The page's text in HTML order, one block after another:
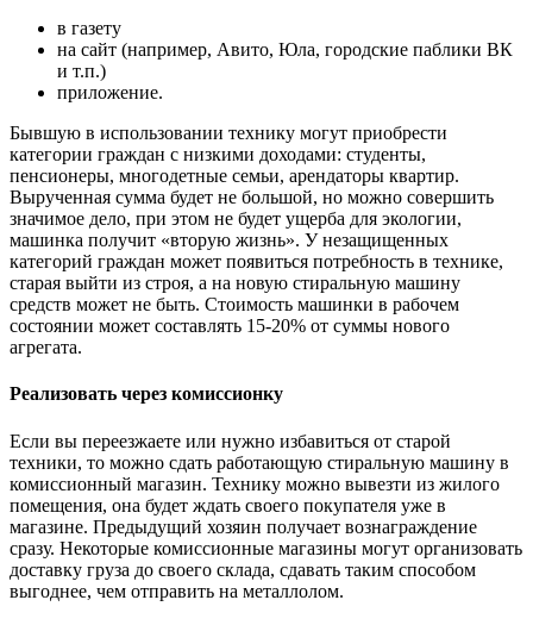
в газету
на сайт (например, Авито, Юла, городские паблики ВК
и т.п.)
приложение.
Бывшую в использовании технику могут приобрести
категории граждан с низкими доходами: студенты,
пенсионеры, многодетные семьи, арендаторы квартир.
Вырученная сумма будет не большой, но можно совершить
значимое дело, при этом не будет ущерба для экологии,
машинка получит «вторую жизнь». У незащищенных
категорий граждан может появиться потребность в технике,
старая выйти из строя, а на новую стиральную машину
средств может не быть. Стоимость машинки в рабочем
состоянии может составлять 15-20% от суммы нового
агрегата.
Реализовать через комиссионку
Если вы переезжаете или нужно избавиться от старой
техники, то можно сдать работающую стиральную машину в
комиссионный магазин. Технику можно вывезти из жилого
помещения, она будет ждать своего покупателя уже в
магазине. Предыдущий хозяин получает вознаграждение
сразу. Некоторые комиссионные магазины могут организовать
доставку груза до своего склада, сдавать таким способом
выгоднее, чем отправить на металлолом.